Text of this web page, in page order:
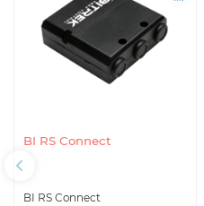
BI RS Connect
BI RS Connect